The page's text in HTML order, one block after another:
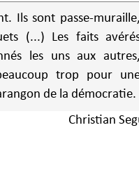
Ils sont passe-
(...) Les faits
les uns aux
trop pour
de la démocratie.
Christian